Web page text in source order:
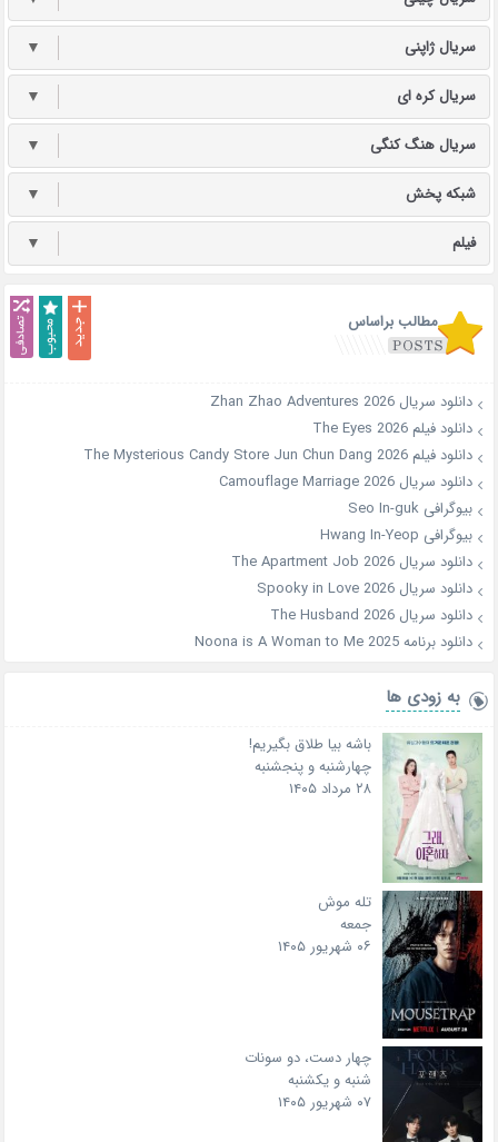
سریال ژاپنی ▼
سریال کره ای ▼
سریال هنگ کنگی ▼
شبکه پخش ▼
فیلم ▼
مطالب براساس
دانلود سریال Zhan Zhao Adventures 2026
دانلود فیلم The Eyes 2026
دانلود فیلم The Mysterious Candy Store Jun Chun Dang 2026
دانلود سریال Camouflage Marriage 2026
بیوگرافی Seo In-guk
بیوگرافی Hwang In-Yeop
دانلود سریال The Apartment Job 2026
دانلود سریال Spooky in Love 2026
دانلود سریال The Husband 2026
دانلود برنامه Noona is A Woman to Me 2025
به زودی ها
باشه بیا طلاق بگیریم!
چهارشنبه و پنجشنبه
۲۸ مرداد ۱۴۰۵
تله موش
جمعه
۰۶ شهریور ۱۴۰۵
چهار دست، دو سونات
شنبه و یکشنبه
۰۷ شهریور ۱۴۰۵